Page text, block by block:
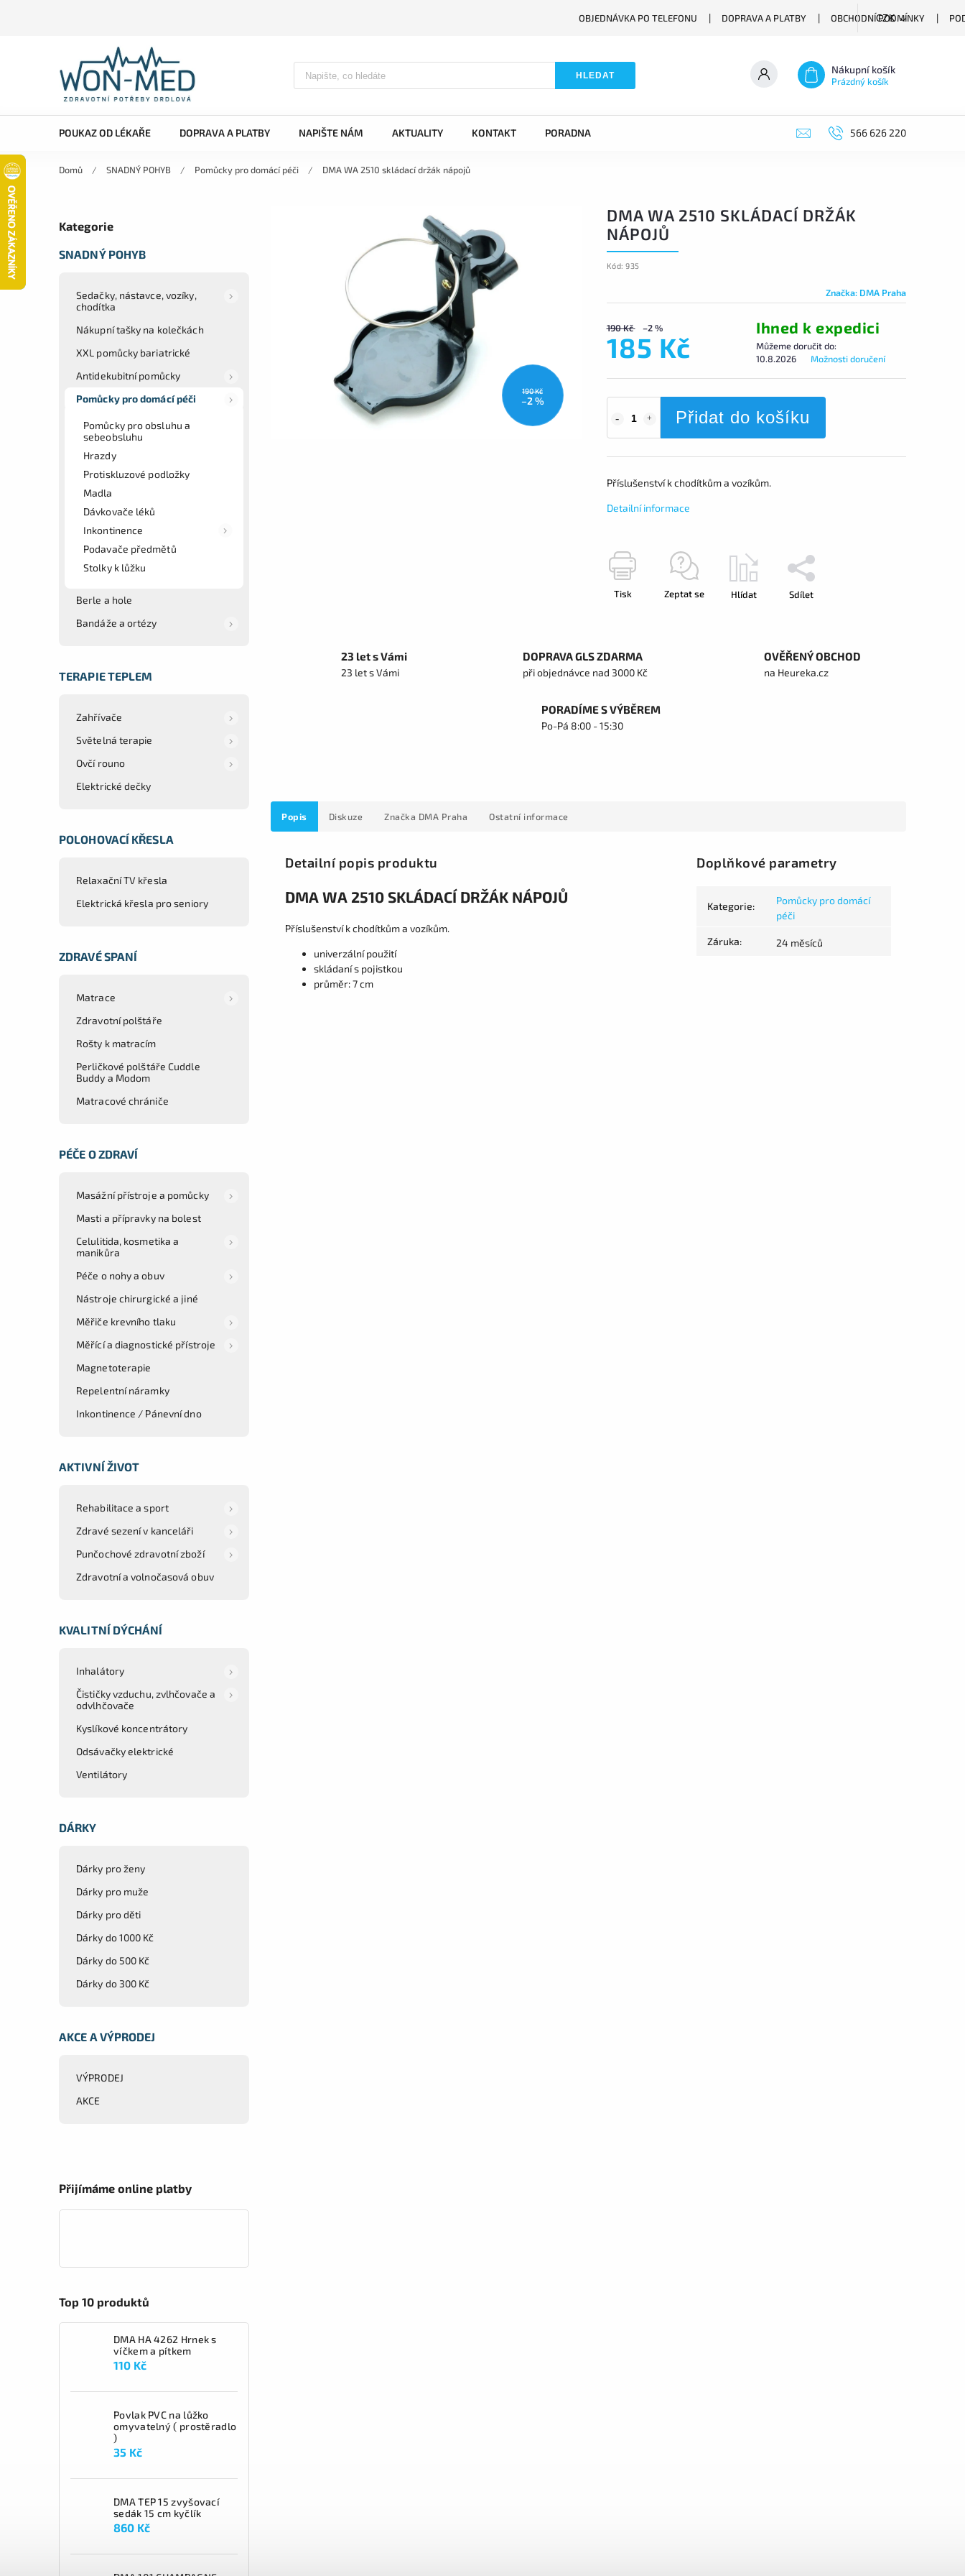
OBJEDNÁVKA PO TELEFONU DOPRAVA A PLATBY OBCHODNÍ PODMÍNKY
CZK
HLEDAT Nákupní košík
Prázdný košík
POUKAZ OD LÉKAŘE DOPRAVA A PLATBY NAPIŠTE NÁM AKTUALITY KONTAKT PORADNA 566 626 220
Domů / SNADNÝ POHYB / Pomůcky pro domácí péči / DMA WA 2510 skládací držák nápojů
Kategorie
SNADNÝ POHYB
Sedačky, nástavce, vozíky,
chodítka
Nákupní tašky na kolečkách
XXL pomůcky bariatrické
Antidekubitní pomůcky
Pomůcky pro domácí péči
Pomůcky pro obsluhu a
sebeobsluhu
Hrazdy
Protiskluzové podložky
Madla
Dávkovače léků
Inkontinence
Podavače předmětů
Stolky k lůžku
Berle a hole
Bandáže a ortézy
TERAPIE TEPLEM
Zahřívače
Světelná terapie
Ovčí rouno
Elektrické dečky
POLOHOVACÍ KŘESLA
Relaxační TV křesla
Elektrická křesla pro seniory
ZDRAVÉ SPANÍ
Matrace
Zdravotní polštáře
Rošty k matracím
Perličkové polštáře Cuddle
Buddy a Modom
Matracové chrániče
PÉČE O ZDRAVÍ
Masážní přístroje a pomůcky
Masti a přípravky na bolest
Celulitida, kosmetika a
manikůra
Péče o nohy a obuv
Nástroje chirurgické a jiné
Měřiče krevního tlaku
Měřící a diagnostické přístroje
Magnetoterapie
Repelentní náramky
Inkontinence / Pánevní dno
AKTIVNÍ ŽIVOT
Rehabilitace a sport
Zdravé sezení v kanceláři
Punčochové zdravotní zboží
Zdravotní a volnočasová obuv
KVALITNÍ DÝCHÁNÍ
Inhalátory
Čističky vzduchu, zvlhčovače a
odvlhčovače
Kyslíkové koncentrátory
Odsávačky elektrické
Ventilátory
DÁRKY
Dárky pro ženy
Dárky pro muže
Dárky pro děti
Dárky do 1000 Kč
Dárky do 500 Kč
Dárky do 300 Kč
AKCE A VÝPRODEJ
VÝPRODEJ
AKCE
Přijímáme online platby
Top 10 produktů
DMA HA 4262 Hrnek s
víčkem a pítkem
110 Kč
Povlak PVC na lůžko
omyvatelný ( prostěradlo
)
35 Kč
DMA TEP 15 zvyšovací
sedák 15 cm kyčlík
860 Kč
190 Kč
–2 %
DMA WA 2510 SKLÁDACÍ DRŽÁK
NÁPOJŮ
Kód: 935
Značka: DMA Praha
190 Kč –2 %
185 Kč
Ihned k expedici
Můžeme doručit do:
10.8.2026
Možnosti doručení
Přidat do košíku
Příslušenství k chodítkům a vozíkům.
Detailní informace
Tisk Zeptat se Hlídat Sdílet
23 let s Vámi
23 let s Vámi
DOPRAVA GLS ZDARMA
při objednávce nad 3000 Kč
OVĚŘENÝ OBCHOD
na Heureka.cz
PORADÍME S VÝBĚREM
Po-Pá 8:00 - 15:30
Popis Diskuze Značka DMA Praha Ostatní informace
Detailní popis produktu
DMA WA 2510 SKLÁDACÍ DRŽÁK NÁPOJŮ
Příslušenství k chodítkům a vozíkům.
univerzální použití
skládaní s pojistkou
průměr: 7 cm
Doplňkové parametry
Kategorie:
Pomůcky pro domácí
péči
Záruka: 24 měsíců